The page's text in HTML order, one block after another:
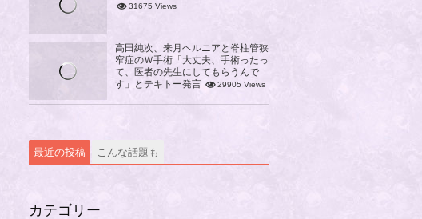
31675 Views
高田純次、来月ヘルニアと脊柱管狭
窄症のＷ手術「大丈夫、手術ったっ
て、医者の先生にしてもらうんで
す」とテキトー発言
29905 Views
最近の投稿 こんな話題も
カテゴリー